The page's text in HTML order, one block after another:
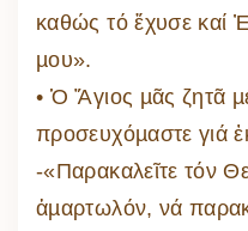
καθώς τό ἔχυσε καί
µου».
• Ὁ Ἅγιος µᾶς ζητᾶ
προσευχόµαστε γιά
-«Παρακαλεῖτε τόν
ἁµαρτωλόν, νά